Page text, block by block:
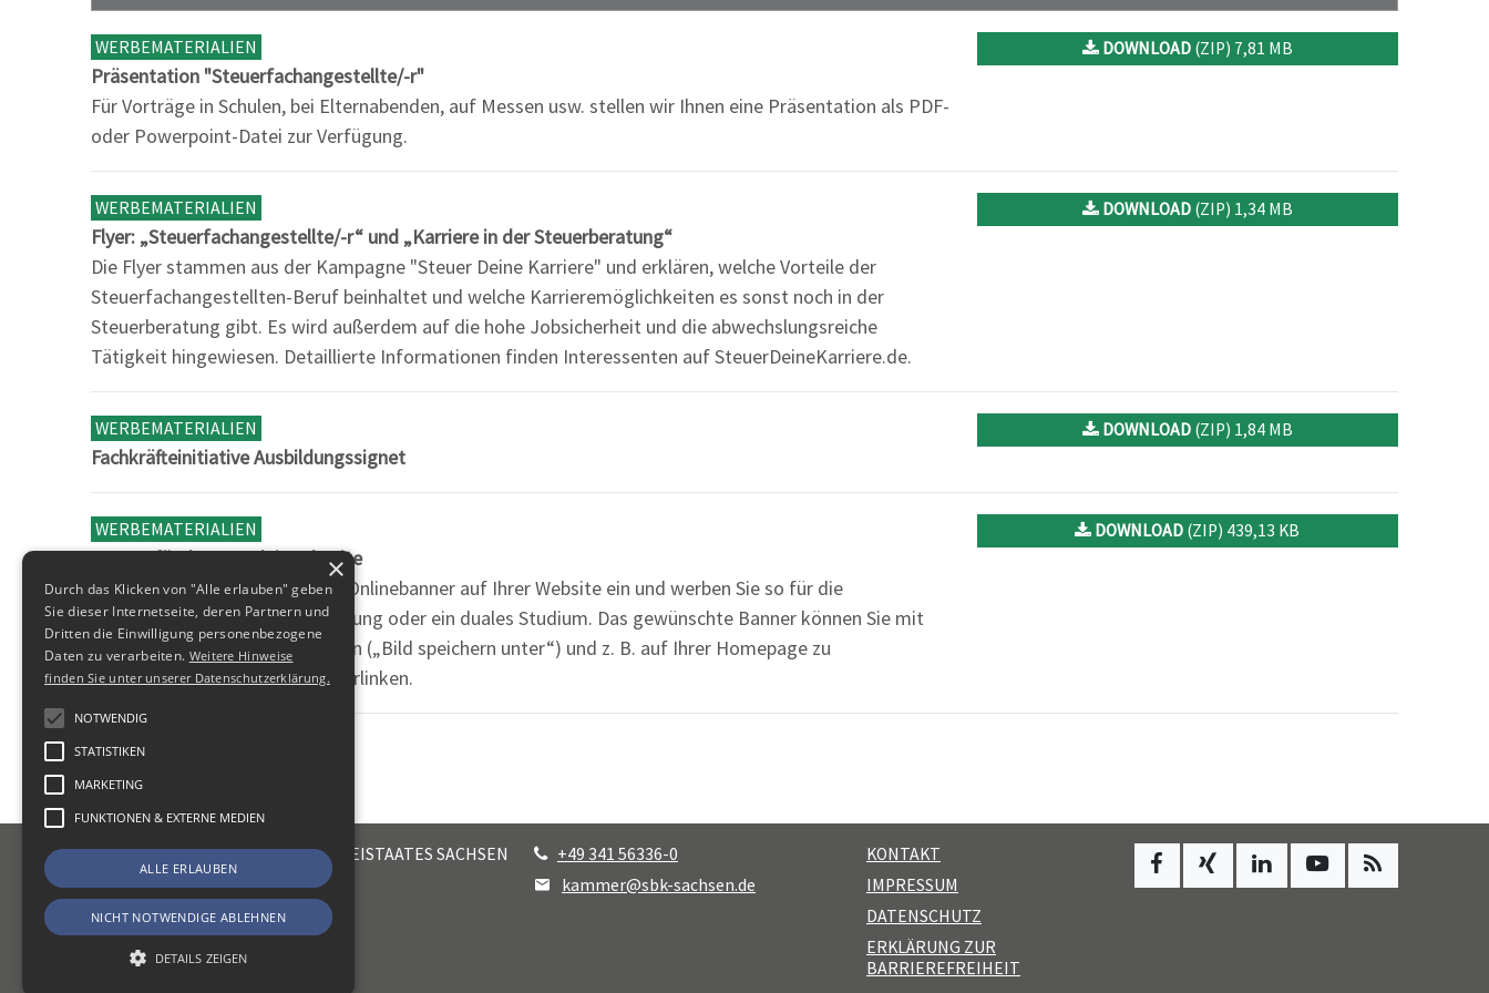
WERBEMATERIALIEN
Präsentation "Steuerfachangestellte/-r"
Für Vorträge in Schulen, bei Elternabenden, auf Messen usw. stellen wir Ihnen eine Präsentation als PDF-
oder Powerpoint-Datei zur Verfügung.
DOWNLOAD (ZIP) 7,81 MB
WERBEMATERIALIEN
Flyer: „Steuerfachangestellte/-r“ und „Karriere in der Steuerberatung“
Die Flyer stammen aus der Kampagne "Steuer Deine Karriere" und erklären, welche Vorteile der
Steuerfachangestellten-Beruf beinhaltet und welche Karrieremöglichkeiten es sonst noch in der
Steuerberatung gibt. Es wird außerdem auf die hohe Jobsicherheit und die abwechslungsreiche
Tätigkeit hingewiesen. Detaillierte Informationen finden Interessenten auf SteuerDeineKarriere.de.
DOWNLOAD (ZIP) 1,34 MB
WERBEMATERIALIEN
Fachkräfteinitiative Ausbildungssignet
DOWNLOAD (ZIP) 1,84 MB
WERBEMATERIALIEN
Banner für Ihre Kanzlei-Webseite
Binden Sie eines oder mehrere Onlinebanner auf Ihrer Website ein und werben Sie so für die
Steuerfachangestellten-Ausbildung oder ein duales Studium. Das gewünschte Banner können Sie mit
einem Rechtsklick herunterladen („Bild speichern unter“) und z. B. auf Ihrer Homepage zu
www.SteuerDeineKarriere.de verlinken.
DOWNLOAD (ZIP) 439,13 KB
STEUERBERATERKAMMER DES FREISTAATES SACHSEN
Emil-Fuchs-Str. 2
04105Leipzig
+49 341 56336-0
kammer@sbk-sachsen.de
KONTAKT
IMPRESSUM
DATENSCHUTZ
ERKLÄRUNG ZUR
BARRIEREFREIHEIT
×
Durch das Klicken von "Alle erlauben" geben
Sie dieser Internetseite, deren Partnern und
Dritten die Einwilligung personenbezogene
Daten zu verarbeiten. Weitere Hinweise
finden Sie unter unserer Datenschutzerklärung.
NOTWENDIG
STATISTIKEN
MARKETING
FUNKTIONEN & EXTERNE MEDIEN
ALLE ERLAUBEN
NICHT NOTWENDIGE ABLEHNEN
DETAILS ZEIGEN